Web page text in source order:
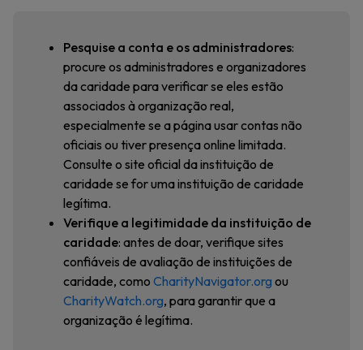
Pesquise a conta e os administradores:
procure os administradores e organizadores
da caridade para verificar se eles estão
associados à organização real,
especialmente se a página usar contas não
oficiais ou tiver presença online limitada.
Consulte o site oficial da instituição de
caridade se for uma instituição de caridade
legítima.
Verifique a legitimidade da instituição de
caridade: antes de doar, verifique sites
confiáveis de avaliação de instituições de
caridade, como CharityNavigator.org ou
CharityWatch.org, para garantir que a
organização é legítima.